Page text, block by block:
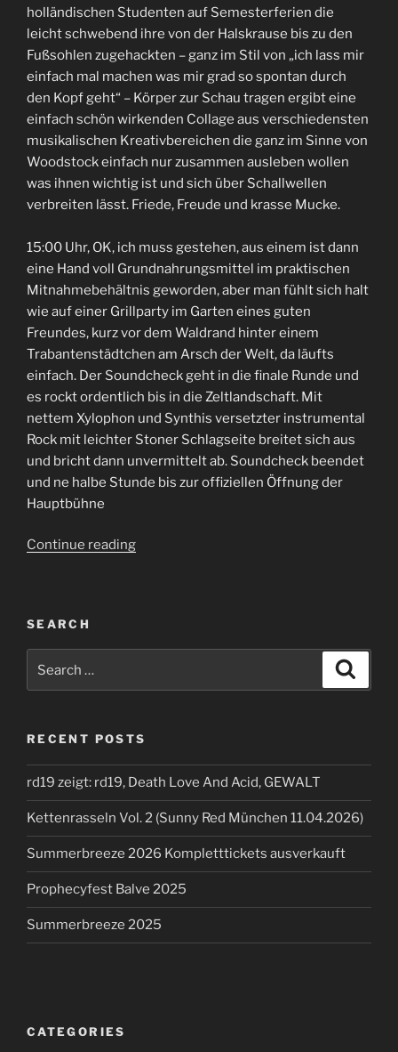
holländischen Studenten auf Semesterferien die
leicht schwebend ihre von der Halskrause bis zu den
Fußsohlen zugehackten – ganz im Stil von „ich lass mir
einfach mal machen was mir grad so spontan durch
den Kopf geht“ – Körper zur Schau tragen ergibt eine
einfach schön wirkenden Collage aus verschiedensten
musikalischen Kreativbereichen die ganz im Sinne von
Woodstock einfach nur zusammen ausleben wollen
was ihnen wichtig ist und sich über Schallwellen
verbreiten lässt. Friede, Freude und krasse Mucke.
15:00 Uhr, OK, ich muss gestehen, aus einem ist dann
eine Hand voll Grundnahrungsmittel im praktischen
Mitnahmebehältnis geworden, aber man fühlt sich halt
wie auf einer Grillparty im Garten eines guten
Freundes, kurz vor dem Waldrand hinter einem
Trabantenstädtchen am Arsch der Welt, da läufts
einfach. Der Soundcheck geht in die finale Runde und
es rockt ordentlich bis in die Zeltlandschaft. Mit
nettem Xylophon und Synthis versetzter instrumental
Rock mit leichter Stoner Schlagseite breitet sich aus
und bricht dann unvermittelt ab. Soundcheck beendet
und ne halbe Stunde bis zur offiziellen Öffnung der
Hauptbühne
Continue reading“Voidfest
SEARCH
RECENT POSTS
rd19 zeigt: rd19, Death Love And Acid, GEWALT
Kettenrasseln Vol. 2 (Sunny Red München 11.04.2026)
Summerbreeze 2026 Kompletttickets ausverkauft
Prophecyfest Balve 2025
Summerbreeze 2025
CATEGORIES